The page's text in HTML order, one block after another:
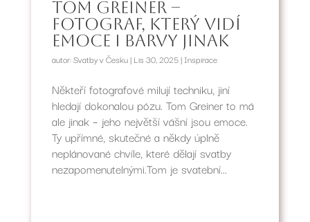
Tom Greiner –
Fotograf, který vidí
emoce i barvy jinak
autor:Svatby v Česku| Lis 30, 2025| Inspirace
Někteří fotografové milují techniku, jiní
hledají dokonalou pózu. Tom Greiner to má
ale jinak – jeho největší vášní jsou emoce.
Ty upřímné, skutečné a někdy úplně
neplánované chvíle, které dělají svatby
nezapomenutelnými.Tom je svatební...